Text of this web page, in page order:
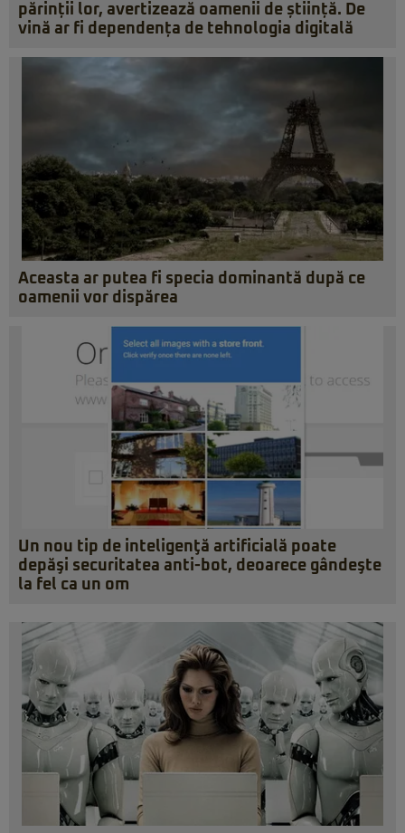
părinții lor, avertizează oamenii de știință. De
vină ar fi dependența de tehnologia digitală
Aceasta ar putea fi specia dominantă după ce
oamenii vor dispărea
Un nou tip de inteligenţă artificială poate
depăşi securitatea anti-bot, deoarece gândeşte
la fel ca un om